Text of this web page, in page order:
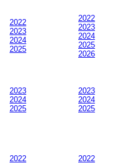
2022
2023
2024
2025
2022
2023
2024
2025
2026
2023
2024
2025
2023
2024
2025
2022
2022